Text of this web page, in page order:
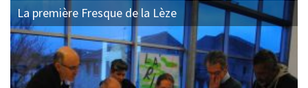
La première Fresque de la Lèze